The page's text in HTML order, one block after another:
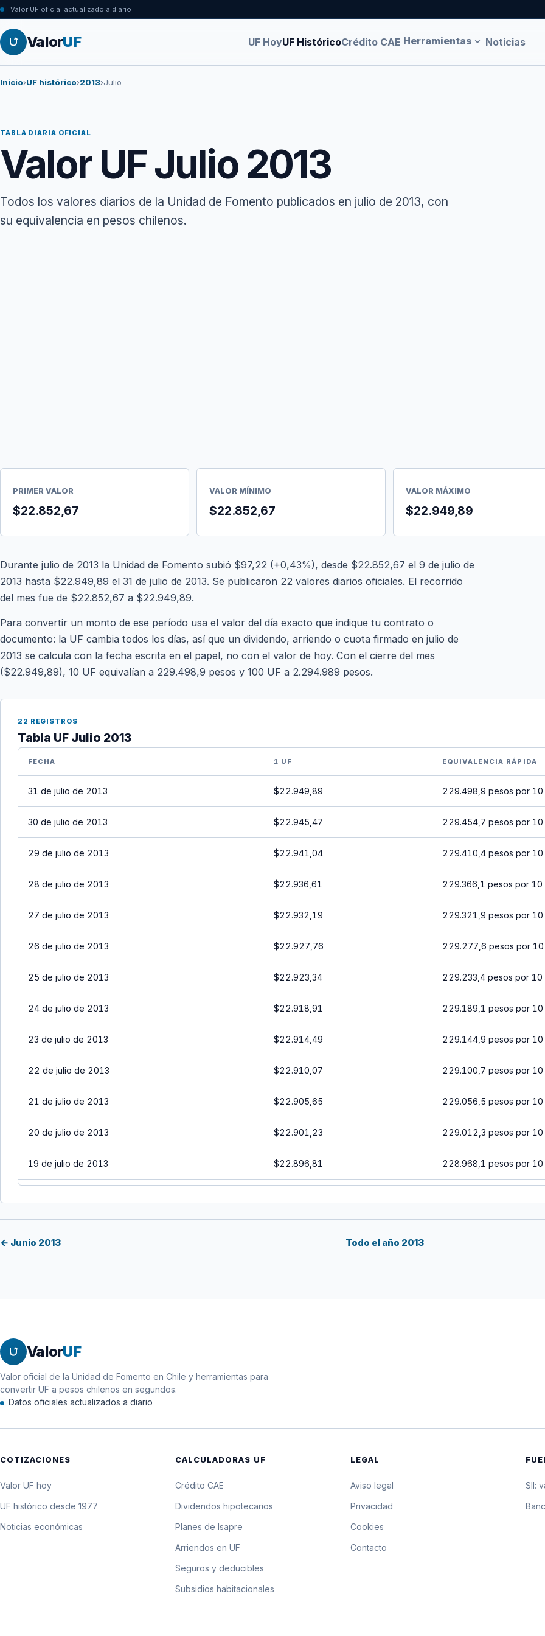
Valor UF oficial actualizado a diario
ValorUF UF HoyUF HistóricoCrédito CAE Herramientas Noticias
Inicio›UF histórico›2013›Julio
TABLA DIARIA OFICIAL
Valor UF Julio 2013
Todos los valores diarios de la Unidad de Fomento publicados en julio de 2013, con
su equivalencia en pesos chilenos.
PRIMER VALOR
$22.852,67
VALOR MÍNIMO
$22.852,67
VALOR MÁXIMO
$22.949,89
Durante julio de 2013 la Unidad de Fomento subió $97,22 (+0,43%), desde $22.852,67 el 9 de julio de
2013 hasta $22.949,89 el 31 de julio de 2013. Se publicaron 22 valores diarios oficiales. El recorrido
del mes fue de $22.852,67 a $22.949,89.
Para convertir un monto de ese período usa el valor del día exacto que indique tu contrato o
documento: la UF cambia todos los días, así que un dividendo, arriendo o cuota firmado en julio de
2013 se calcula con la fecha escrita en el papel, no con el valor de hoy. Con el cierre del mes
($22.949,89), 10 UF equivalían a 229.498,9 pesos y 100 UF a 2.294.989 pesos.
22 REGISTROS
Tabla UF Julio 2013
FECHA 1 UF EQUIVALENCIA RÁPIDA
31 de julio de 2013 $22.949,89 229.498,9 pesos por 10
30 de julio de 2013 $22.945,47 229.454,7 pesos por 10
29 de julio de 2013 $22.941,04 229.410,4 pesos por 10
28 de julio de 2013 $22.936,61 229.366,1 pesos por 10
27 de julio de 2013 $22.932,19 229.321,9 pesos por 10
26 de julio de 2013 $22.927,76 229.277,6 pesos por 10
25 de julio de 2013 $22.923,34 229.233,4 pesos por 10
24 de julio de 2013 $22.918,91 229.189,1 pesos por 10
23 de julio de 2013 $22.914,49 229.144,9 pesos por 10
22 de julio de 2013 $22.910,07 229.100,7 pesos por 10
21 de julio de 2013 $22.905,65 229.056,5 pesos por 10
20 de julio de 2013 $22.901,23 229.012,3 pesos por 10
19 de julio de 2013 $22.896,81 228.968,1 pesos por 10
12 de julio de 2013
11 de julio de 2013
← Junio 2013 Todo el año 2013
ValorUF
Valor oficial de la Unidad de Fomento en Chile y herramientas para
convertir UF a pesos chilenos en segundos.
Datos oficiales actualizados a diario
COTIZACIONES
Valor UF hoy
UF histórico desde 1977
Noticias económicas
CALCULADORAS UF
Crédito CAE
Dividendos hipotecarios
Planes de Isapre
Arriendos en UF
Seguros y deducibles
Subsidios habitacionales
LEGAL
Aviso legal
Privacidad
Cookies
Contacto
SII: